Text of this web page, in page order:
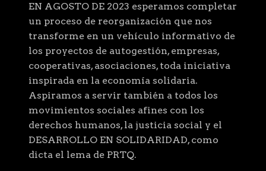
EN AGOSTO DE 2023 esperamos completar
un proceso de reorganización que nos
transforme en un vehículo informativo de
los proyectos de autogestión, empresas,
cooperativas, asociaciones, toda iniciativa
inspirada en la economía solidaria.
Aspiramos a servir también a todos los
movimientos sociales afines con los
derechos humanos, la justicia social y el
DESARROLLO EN SOLIDARIDAD, como
dicta el lema de PRTQ.